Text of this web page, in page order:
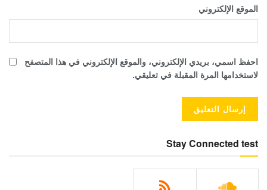
الموقع الإلكتروني
احفظ اسمي، بريدي الإلكتروني، والموقع الإلكتروني في هذا المتصفح
لاستخدامها المرة المقبلة في تعليقي.
Stay Connected test